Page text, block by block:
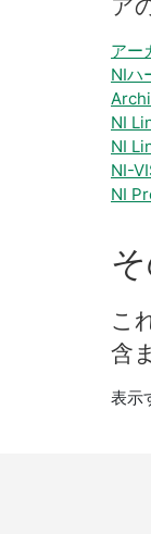
ア
アー
NIハ
NI
NI
NI-
NI
こ
含
表示